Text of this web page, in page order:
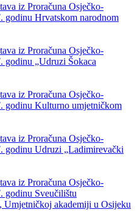
iz Proračuna Osječko-
godinu Hrvatskom narodnom
iz Proračuna Osječko-
godinu „Udruzi Šokaca
iz Proračuna Osječko-
godinu Kulturno umjetničkom
iz Proračuna Osječko-
godinu Udruzi „Ladimirevački
iz Proračuna Osječko-
godinu Sveučilištu
Umjetničkoj akademiji u Osijeku